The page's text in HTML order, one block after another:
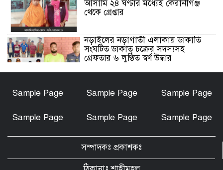
আসামি ২৪ ঘণ্টার মধ্যেই কেরানীগঞ্জ
থেকে গ্রেপ্তার
নড়াইলের নড়াগাতী এলাকায় ডাকাতি
সংঘটিত ডাকাত চক্রের সদস্যসহ
গ্রেফতার ৬ লুণ্ঠিত স্বর্ণ উদ্ধার
হত্যা মামলার আসামি আকাশ বিশ্বাস
আলী, বাহার আলী ও রেজাউলের জামিন
বাতিল ও ফাঁসির দাবিতে সাতক্ষীরায়
মানববন্ধন, পোস্টারিং
Sample Page Sample Page Sample Page
Sample Page Sample Page Sample Page
সম্পাদকঃ প্রকাশকঃ